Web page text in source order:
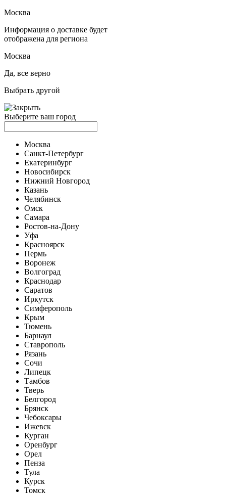
Москва
Информация о доставке будет
отображена для региона
Москва
Да, все верно
Выбрать другой
Выберите ваш город
Москва
Санкт-Петербург
Екатеринбург
Новосибирск
Нижний Новгород
Казань
Челябинск
Омск
Самара
Ростов-на-Дону
Уфа
Красноярск
Пермь
Воронеж
Волгоград
Краснодар
Саратов
Иркутск
Симферополь
Крым
Тюмень
Барнаул
Ставрополь
Рязань
Сочи
Липецк
Тамбов
Тверь
Белгород
Брянск
Чебоксары
Ижевск
Курган
Оренбург
Орел
Пенза
Тула
Курск
Томск